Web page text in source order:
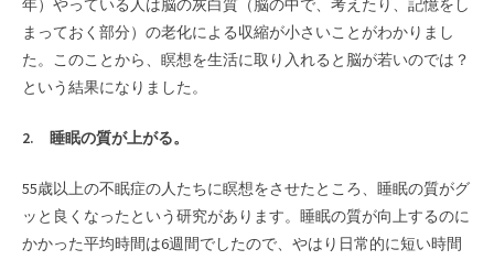
年）やっている人は脳の灰白質（脳の中で、考えたり、記憶をし
まっておく部分）の老化による収縮が小さいことがわかりまし
た。このことから、瞑想を生活に取り入れると脳が若いのでは？
という結果になりました。
2. 睡眠の質が上がる。
55歳以上の不眠症の人たちに瞑想をさせたところ、睡眠の質がグ
ッと良くなったという研究があります。睡眠の質が向上するのに
かかった平均時間は6週間でしたので、やはり日常的に短い時間